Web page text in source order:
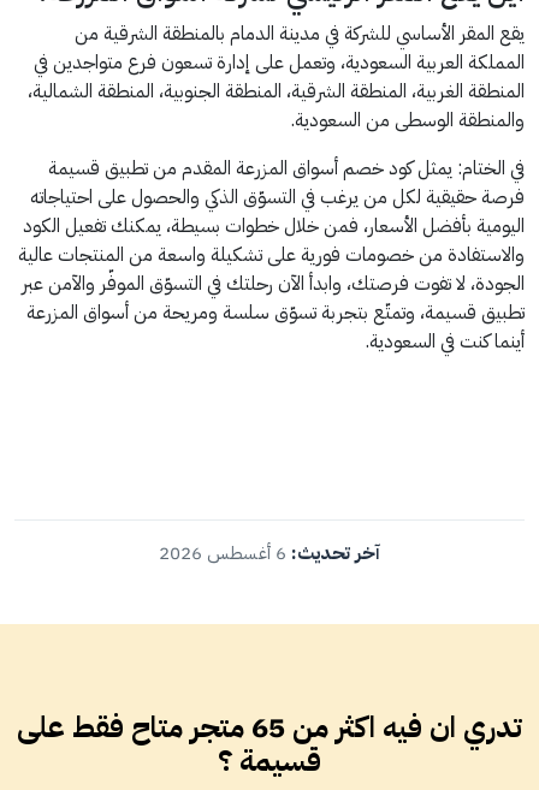
يقع المقر الأساسي للشركة في مدينة الدمام بالمنطقة الشرقية من
المملكة العربية السعودية، وتعمل على إدارة تسعون فرع متواجدين في
المنطقة الغربية، المنطقة الشرقية، المنطقة الجنوبية، المنطقة الشمالية،
والمنطقة الوسطى من السعودية.
في الختام: يمثل كود خصم أسواق المزرعة المقدم من تطبيق قسيمة
فرصة حقيقية لكل من يرغب في التسوّق الذكي والحصول على احتياجاته
اليومية بأفضل الأسعار، فمن خلال خطوات بسيطة، يمكنك تفعيل الكود
والاستفادة من خصومات فورية على تشكيلة واسعة من المنتجات عالية
الجودة، لا تفوت فرصتك، وابدأ الآن رحلتك في التسوّق الموفّر والآمن عبر
تطبيق قسيمة، وتمتّع بتجربة تسوّق سلسة ومريحة من أسواق المزرعة
أينما كنت في السعودية.
آخر تحديث:
تدري ان فيه اكثر من 65 متجر متاح فقط على
قسيمة ؟